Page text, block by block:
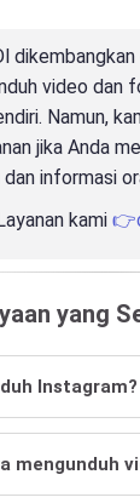
video dan
Namun,
jika Anda
informasi
kami
yang
Instagram?
mengunduh